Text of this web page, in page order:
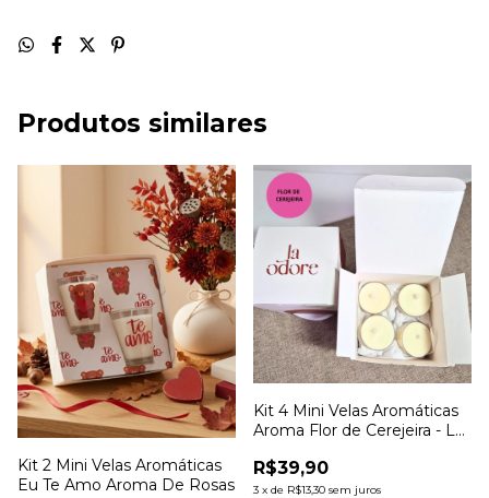
Produtos similares
Kit 2 Mini Velas Aromáticas
Eu Te Amo Aroma De Rosas
Kit 4 Mini Velas Aromáticas
Aroma Flor de Cerejeira - La
R$39,90
3 x de R$13,30 sem juros